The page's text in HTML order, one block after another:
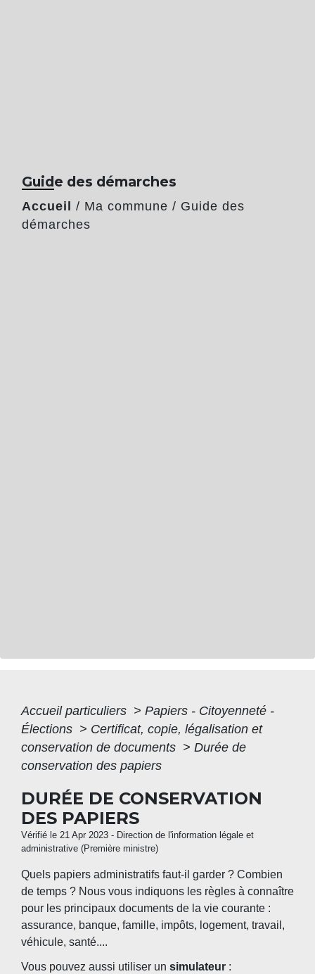
Guide des démarches
Accueil / Ma commune / Guide des
démarches
Accueil particuliers > Papiers - Citoyenneté -
Élections > Certificat, copie, légalisation et
conservation de documents > Durée de
conservation des papiers
DURÉE DE CONSERVATION
DES PAPIERS
Vérifié le 21 Apr 2023 - Direction de l'information légale et
administrative (Première ministre)
Quels papiers administratifs faut-il garder ? Combien
de temps ? Nous vous indiquons les règles à connaître
pour les principaux documents de la vie courante :
assurance, banque, famille, impôts, logement, travail,
véhicule, santé....
Vous pouvez aussi utiliser un simulateur :